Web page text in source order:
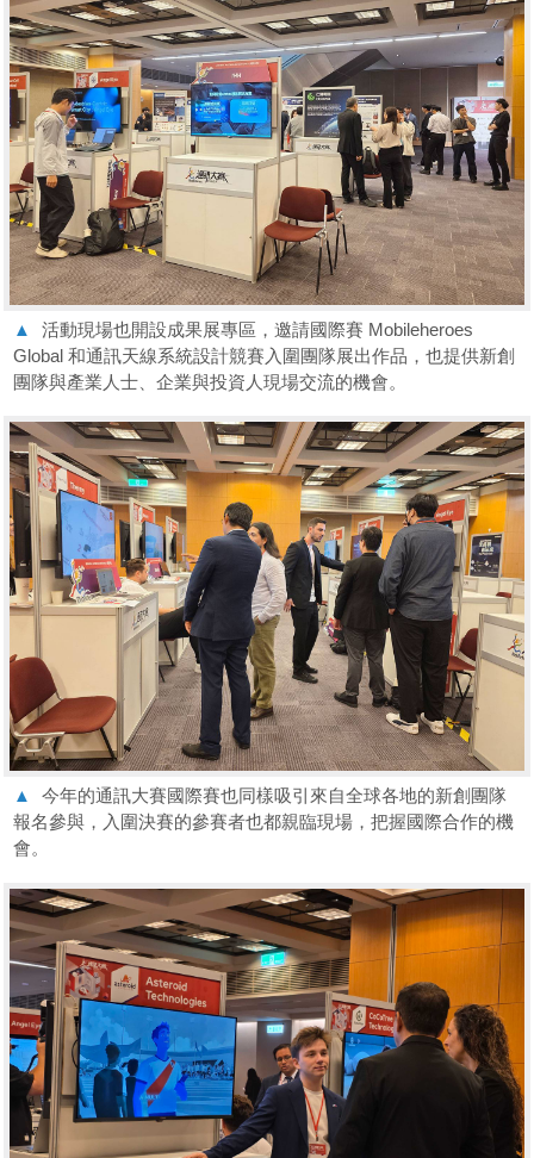
▲
活動現場也開設成果展專區，邀請國際賽 Mobileheroes
Global 和通訊天線系統設計競賽入圍團隊展出作品，也提供新創
團隊與產業人士、企業與投資人現場交流的機會。
▲
今年的通訊大賽國際賽也同樣吸引來自全球各地的新創團隊
報名參與，入圍決賽的參賽者也都親臨現場，把握國際合作的機
會。